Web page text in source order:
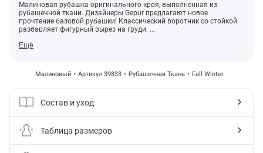
Малиновая рубашка оригинального кроя, выполненная из
рубашечной ткани. Дизайнеры Gepur предлагают новое
прочтение базовой рубашки! Классический воротник со стойкой
разбавляет фигурный вырез на груди. ...
Ещё
Малиновый Артикул 39833 Рубашечная Ткань Fall Winter
Состав и уход
Таблица размеров